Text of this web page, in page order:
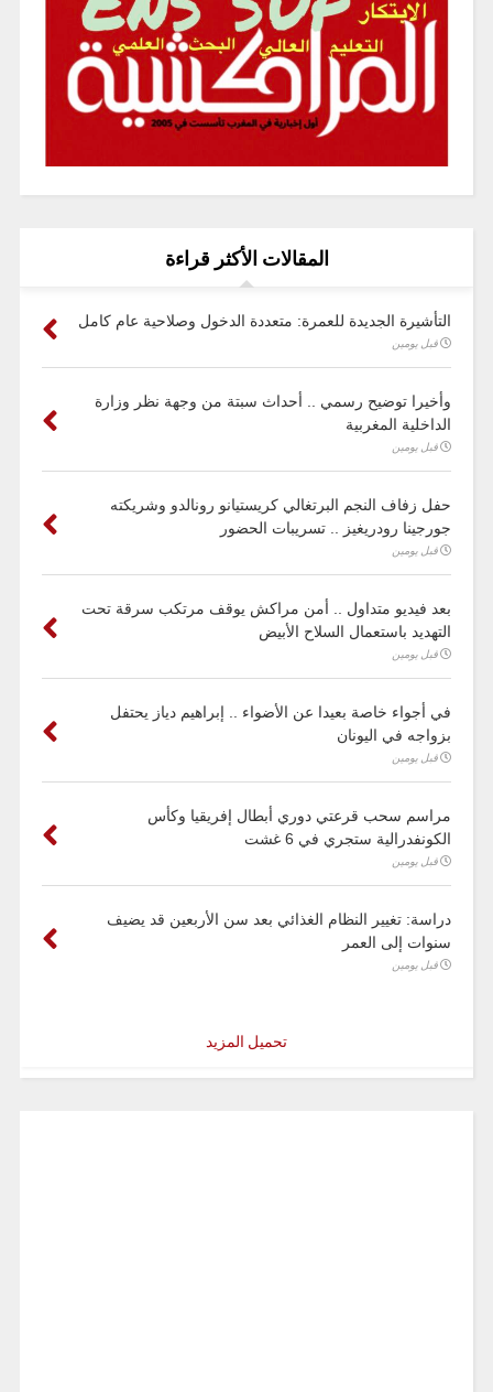
المقالات الأكثر قراءة
التأشيرة الجديدة للعمرة: متعددة الدخول وصلاحية عام كامل
قبل يومين
وأخيرا توضيح رسمي .. أحداث سبتة من وجهة نظر وزارة
الداخلية المغربية
قبل يومين
حفل زفاف النجم البرتغالي كريستيانو رونالدو وشريكته
جورجينا رودريغيز .. تسريبات الحضور
قبل يومين
بعد فيديو متداول .. أمن مراكش يوقف مرتكب سرقة تحت
التهديد باستعمال السلاح الأبيض
قبل يومين
في أجواء خاصة بعيدا عن الأضواء .. إبراهيم دياز يحتفل
بزواجه في اليونان
قبل يومين
مراسم سحب قرعتي دوري أبطال إفريقيا وكأس
الكونفدرالية ستجري في 6 غشت
قبل يومين
دراسة: تغيير النظام الغذائي بعد سن الأربعين قد يضيف
سنوات إلى العمر
قبل يومين
تحميل المزيد